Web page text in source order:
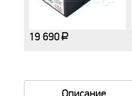
19 690a
Описание